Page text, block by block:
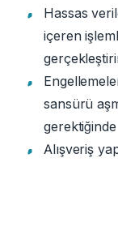
Hassas
içeren
sansürü
gerektiğinde
Alışveriş